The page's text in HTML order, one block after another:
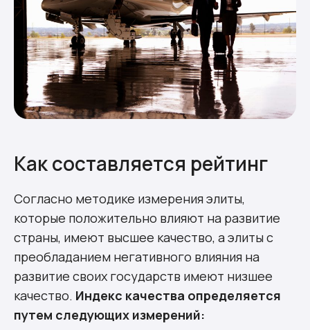
Как составляется рейтинг
Согласно методике измерения элиты,
которые положительно влияют на развитие
страны, имеют высшее качество, а элиты с
преобладанием негативного влияния на
развитие своих государств имеют низшее
качество. Индекс качества определяется
путем следующих измерений: